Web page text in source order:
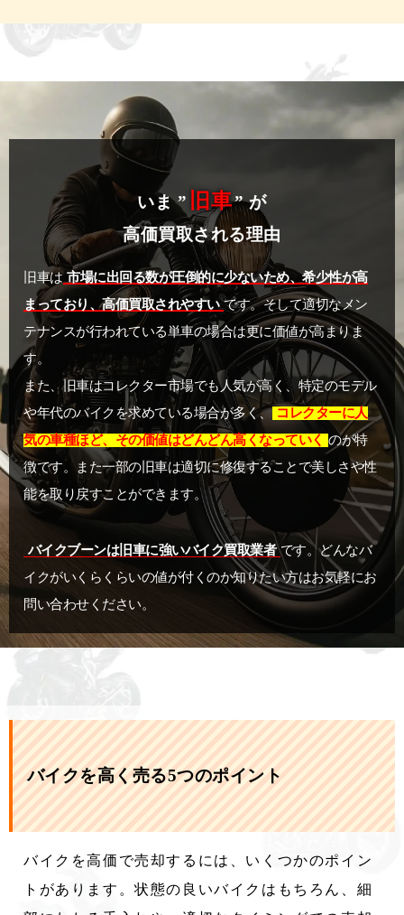
いま ” 旧車” が
高価買取される理由
旧車は 市場に出回る数が圧倒的に少ないため、希少性が高
まっており、高価買取されやすい です。そして適切なメン
テナンスが行われている単車の場合は更に価値が高まりま
す。
また、旧車はコレクター市場でも人気が高く、特定のモデル
や年代のバイクを求めている場合が多く、
コレクターに人
気の車種ほど、その価値はどんどん高くなっていく
のが特
徴です。また一部の旧車は適切に修復することで美しさや性
能を取り戻すことができます。
バイクブーンは旧車に強いバイク買取業者 です。どんなバ
イクがいくらくらいの値が付くのか知りたい方はお気軽にお
問い合わせください。
バイクを高く売る5つのポイント
バイクを高価で売却するには、いくつかのポイン
トがあります。状態の良いバイクはもちろん、細